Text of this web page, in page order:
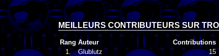
MEILLEURS CONTRIBUTEURS SUR
Rang Auteur
Contributions
1.
Glublutz
15